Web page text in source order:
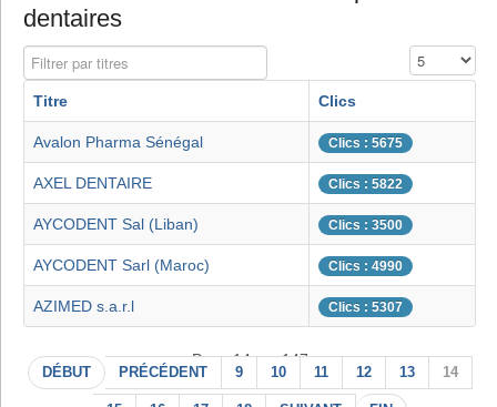
dentaires
Filtrer par titres Affichage #
Titre Clics
Avalon Pharma Sénégal Clics : 5675
AXEL DENTAIRE Clics : 5822
AYCODENT Sal (Liban) Clics : 3500
AYCODENT Sarl (Maroc) Clics : 4990
AZIMED s.a.r.l Clics : 5307
Page 14 sur 147
DÉBUT PRÉCÉDENT 9 10 11 12 13 14